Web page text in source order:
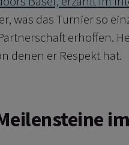
was das Turnier so
erhoffen.
denen er Respekt hat.